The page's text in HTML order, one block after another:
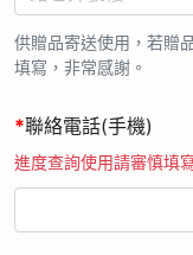
供贈品寄送使用，若贈
填寫，非常感謝。
*聯絡電話(手機)
進度查詢使用請審慎填